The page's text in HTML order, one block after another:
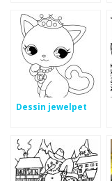
Dessin jewelpet